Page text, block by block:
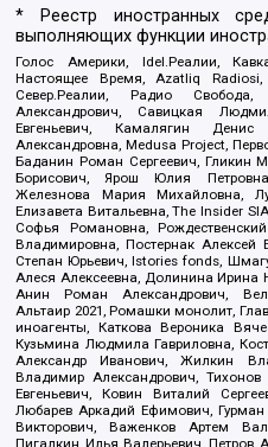
* Реестр иностранных
выполняющих функции
Голос Америки, Idel.Реалии,
Настоящее Время, Azatliq Radiosi,
Север.Реалии, Радио Свобода,
Александрович, Савицкая
Евгеньевич, Камалягин
Александровна, Medusa Project,
Баданин Роман Сергеевич, Гликин
Борисович, Ярош Юлия
Железнова Мария Михайловна,
Елизавета Витальевна, The Insider
Софья Романовна,
Владимировна, Постернак Алексей
Степан Юрьевич, Istories fonds,
Алеся Алексеевна, Долинина
Анин Роман Александрович,
Альтаир 2021, Ромашки монолит,
иноагенты, Каткова Вероника
Кузьмина Людмила Гавриловна,
Александр Иванович, Жилкин
Владимир Александрович,
Евгеньевич, Ковин Виталий
Любарев Аркадий Ефимович, Гурман
Викторович, Важенков Артем
Пигалкин Илья Валерьевич, Петров